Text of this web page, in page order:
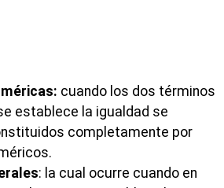
cuando los dos términos
establece la igualdad se
completamente por
: la cual ocurre cuando en